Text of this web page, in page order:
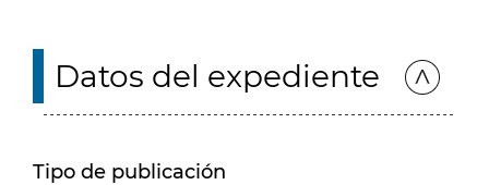
Datos del expediente
Tipo de publicación